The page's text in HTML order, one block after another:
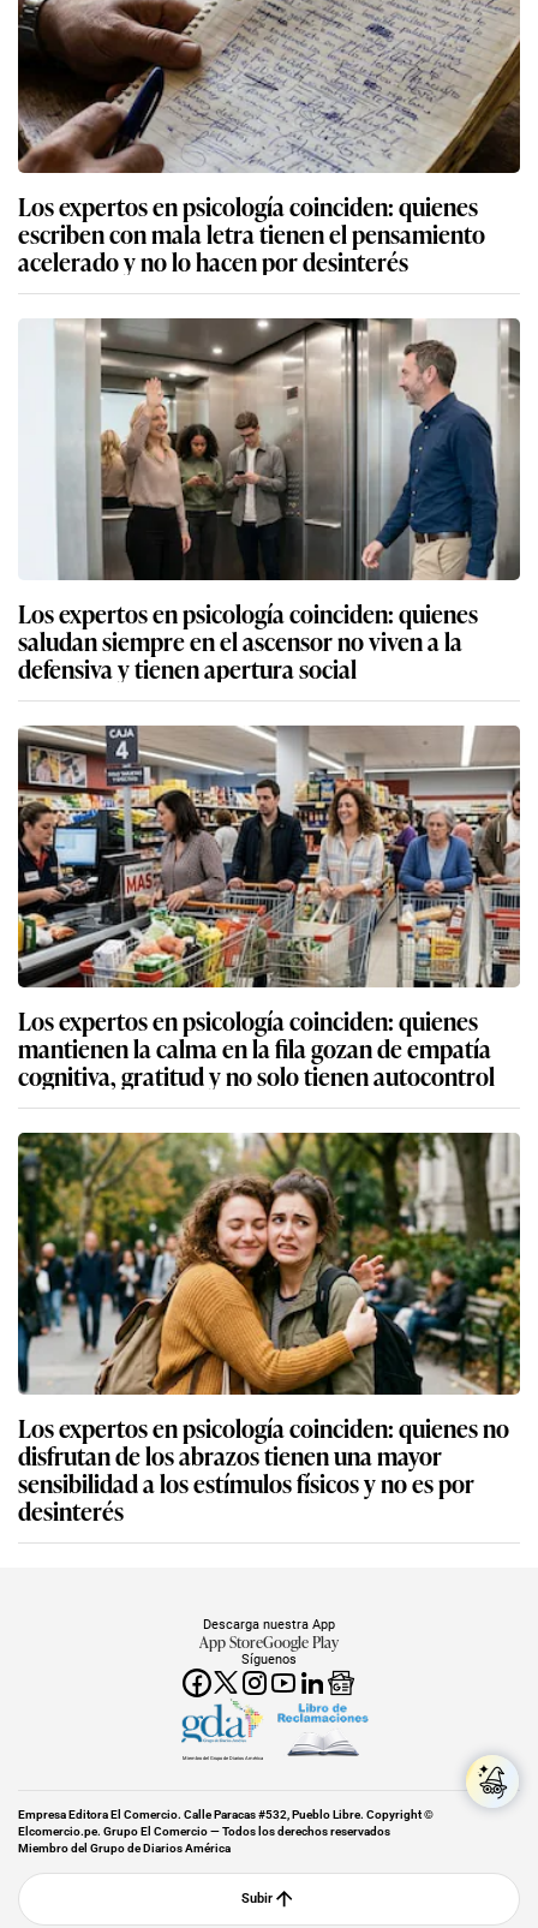
Los expertos en psicología coinciden: quienes
escriben con mala letra tienen el pensamiento
acelerado y no lo hacen por desinterés
Los expertos en psicología coinciden: quienes
saludan siempre en el ascensor no viven a la
defensiva y tienen apertura social
Los expertos en psicología coinciden: quienes
mantienen la calma en la fila gozan de empatía
cognitiva, gratitud y no solo tienen autocontrol
Los expertos en psicología coinciden: quienes no
disfrutan de los abrazos tienen una mayor
sensibilidad a los estímulos físicos y no es por
desinterés
Síguenos
Descarga nuestra App
App StoreGoogle Play
Miembro del Grupo de Diarios América
Empresa Editora El Comercio. Calle Paracas #532, Pueblo Libre. Copyright ©
Elcomercio.pe. Grupo El Comercio — Todos los derechos reservados
Miembro del Grupo de Diarios América
Subir